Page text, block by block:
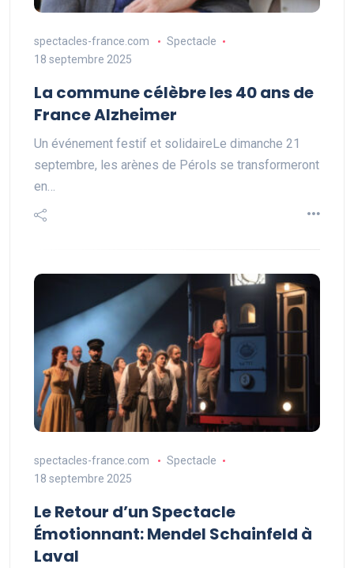
spectacles-france.com
Spectacle
18 septembre 2025
La commune célèbre les 40 ans de
France Alzheimer
Un événement festif et solidaireLe dimanche 21
septembre, les arènes de Pérols se transformeront
en…
spectacles-france.com
Spectacle
18 septembre 2025
Le Retour d’un Spectacle
Émotionnant: Mendel Schainfeld à
Laval